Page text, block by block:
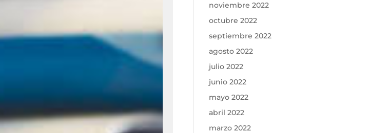
noviembre 2022
octubre 2022
septiembre 2022
agosto 2022
julio 2022
junio 2022
mayo 2022
abril 2022
marzo 2022